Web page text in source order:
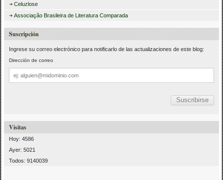
Celuzlose
Associação Brasileira de Literatura Comparada
Suscripción
Ingrese su correo electrónico para notificarlo de las actualizaciones de este blog:
Dirección de correo
Dirección
de
correo
Visitas
Hoy: 4586
Ayer: 5021
Todos: 9140039